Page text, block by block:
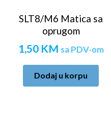
SLT8/M6 Matica sa
oprugom
1,50 KM sa PDV-om
Dodaj u korpu